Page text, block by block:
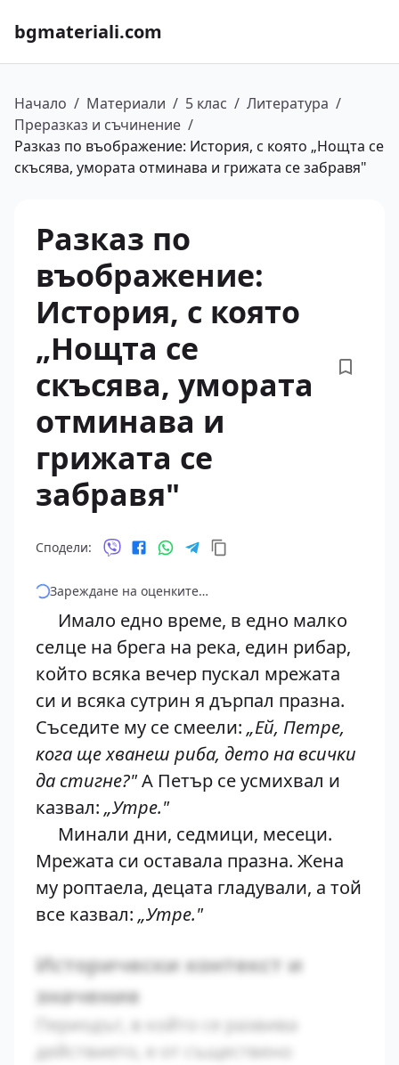
bgmateriali.com
Начало / Материали / 5 клас / Литература /
Преразказ и съчинение /
Разказ по въображение: История, с която „Нощта се
скъсява, умората отминава и грижата се забравя"
Разказ по
въображение:
История, с която
„Нощта се
скъсява, умората
отминава и
грижата се
забравя"
Сподели:
Зареждане на оценките…
Имало едно време, в едно малко
селце на брега на река, един рибар,
който всяка вечер пускал мрежата
си и всяка сутрин я дърпал празна.
Съседите му се смеели: „Ей, Петре,
кога ще хванеш риба, дето на всички
да стигне?"А Петър се усмихвал и
казвал: „Утре."
Минали дни, седмици, месеци.
Мрежата си оставала празна. Жена
му роптаела, децата гладували, а той
все казвал: „Утре."
Исторически контекст и
значение
Периодът, в който се развива
действието, е от съществено